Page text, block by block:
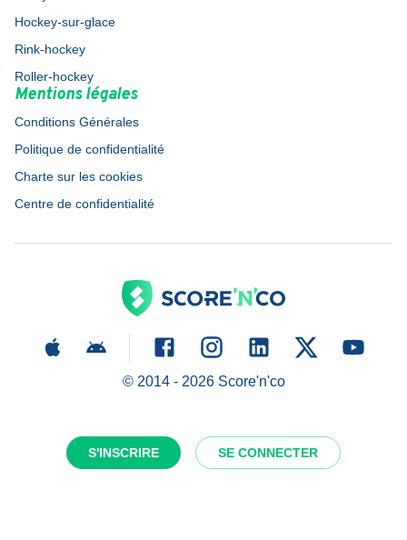
S'INSCRIRE SE CONNECTER
Hockey-sur-glace
Rink-hockey
Roller-hockey
Mentions légales
Conditions Générales
Politique de confidentialité
Charte sur les cookies
Centre de confidentialité
© 2014 - 2026Score'n'co